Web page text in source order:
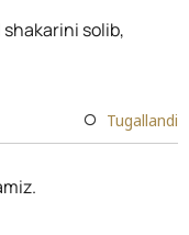
shakarini solib,
Tugallandi